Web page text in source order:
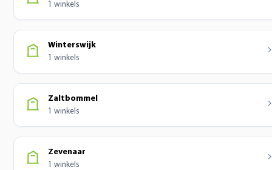
1 winkels
Winterswijk
1 winkels
Zaltbommel
1 winkels
Zevenaar
1 winkels